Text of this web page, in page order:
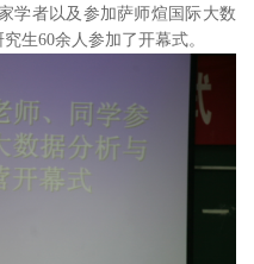
学者以及参加萨师煊国际大数
究生60余人参加了开幕式。